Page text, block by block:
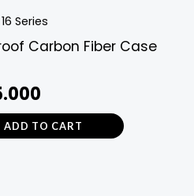
Series
Carbon Fiber Case
ADD TO CART